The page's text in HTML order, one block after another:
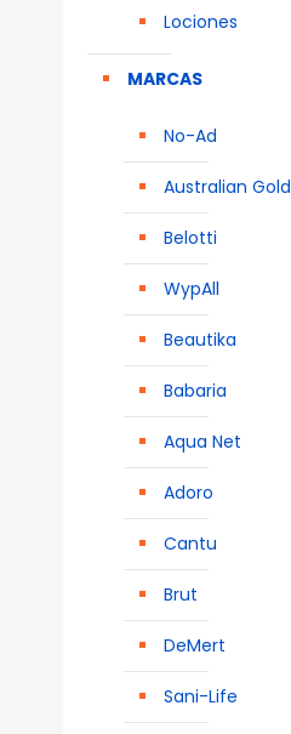
Lociones
MARCAS
No-Ad
Australian Gold
Belotti
WypAll
Beautika
Babaria
Aqua Net
Adoro
Cantu
Brut
DeMert
Sani-Life